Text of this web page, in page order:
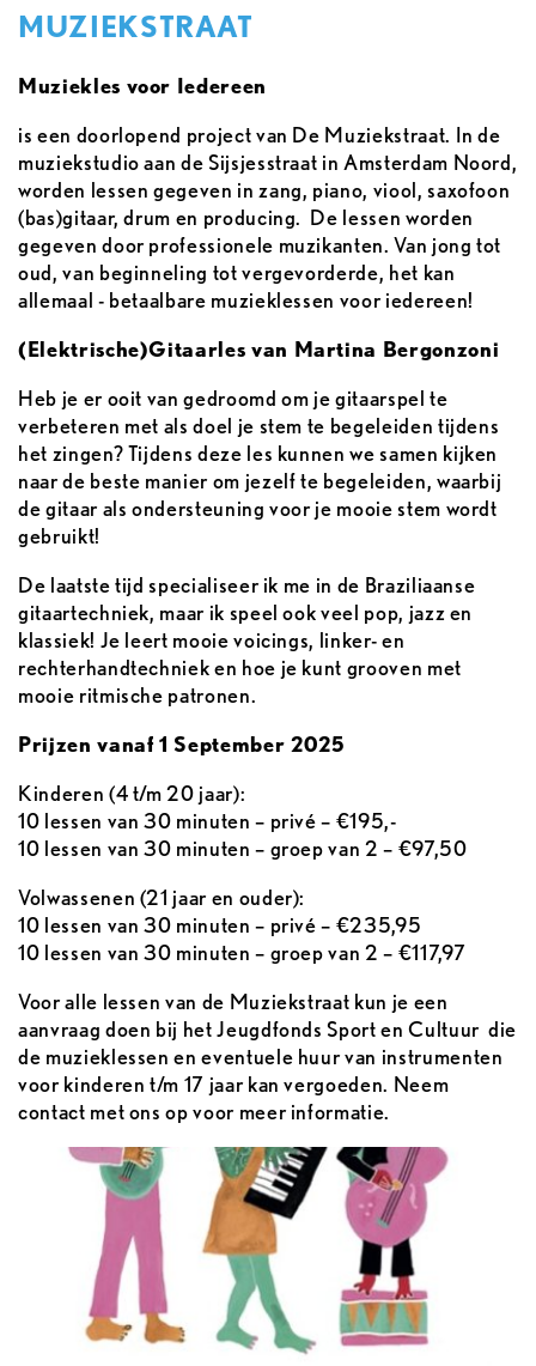
MUZIEKSTRAAT
Muziekles voor Iedereen
is een doorlopend project van De Muziekstraat. In de
muziekstudio aan de Sijsjesstraat in Amsterdam Noord,
worden lessen gegeven in zang, piano, viool, saxofoon
(bas)gitaar, drum en producing. De lessen worden
gegeven door professionele muzikanten. Van jong tot
oud, van beginneling tot vergevorderde, het kan
allemaal - betaalbare muzieklessen voor iedereen!
(Elektrische)Gitaarles van Martina Bergonzoni
Heb je er ooit van gedroomd om je gitaarspel te
verbeteren met als doel je stem te begeleiden tijdens
het zingen? Tijdens deze les kunnen we samen kijken
naar de beste manier om jezelf te begeleiden, waarbij
de gitaar als ondersteuning voor je mooie stem wordt
gebruikt!
De laatste tijd specialiseer ik me in de Braziliaanse
gitaartechniek, maar ik speel ook veel pop, jazz en
klassiek! Je leert mooie voicings, linker- en
rechterhandtechniek en hoe je kunt grooven met
mooie ritmische patronen.
Prijzen vanaf 1 September 2025
Kinderen (4 t/m 20 jaar):
10 lessen van 30 minuten – privé – €195,-
10 lessen van 30 minuten – groep van 2 – €97,50
Volwassenen (21 jaar en ouder):
10 lessen van 30 minuten – privé – €235,95
10 lessen van 30 minuten – groep van 2 – €117,97
Voor alle lessen van de Muziekstraat kun je een
aanvraag doen bij het Jeugdfonds Sport en Cultuur die
de muzieklessen en eventuele huur van instrumenten
voor kinderen t/m 17 jaar kan vergoeden. Neem
contact met ons op voor meer informatie.